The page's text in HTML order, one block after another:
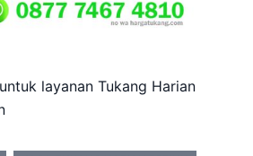
layanan Tukang Harian